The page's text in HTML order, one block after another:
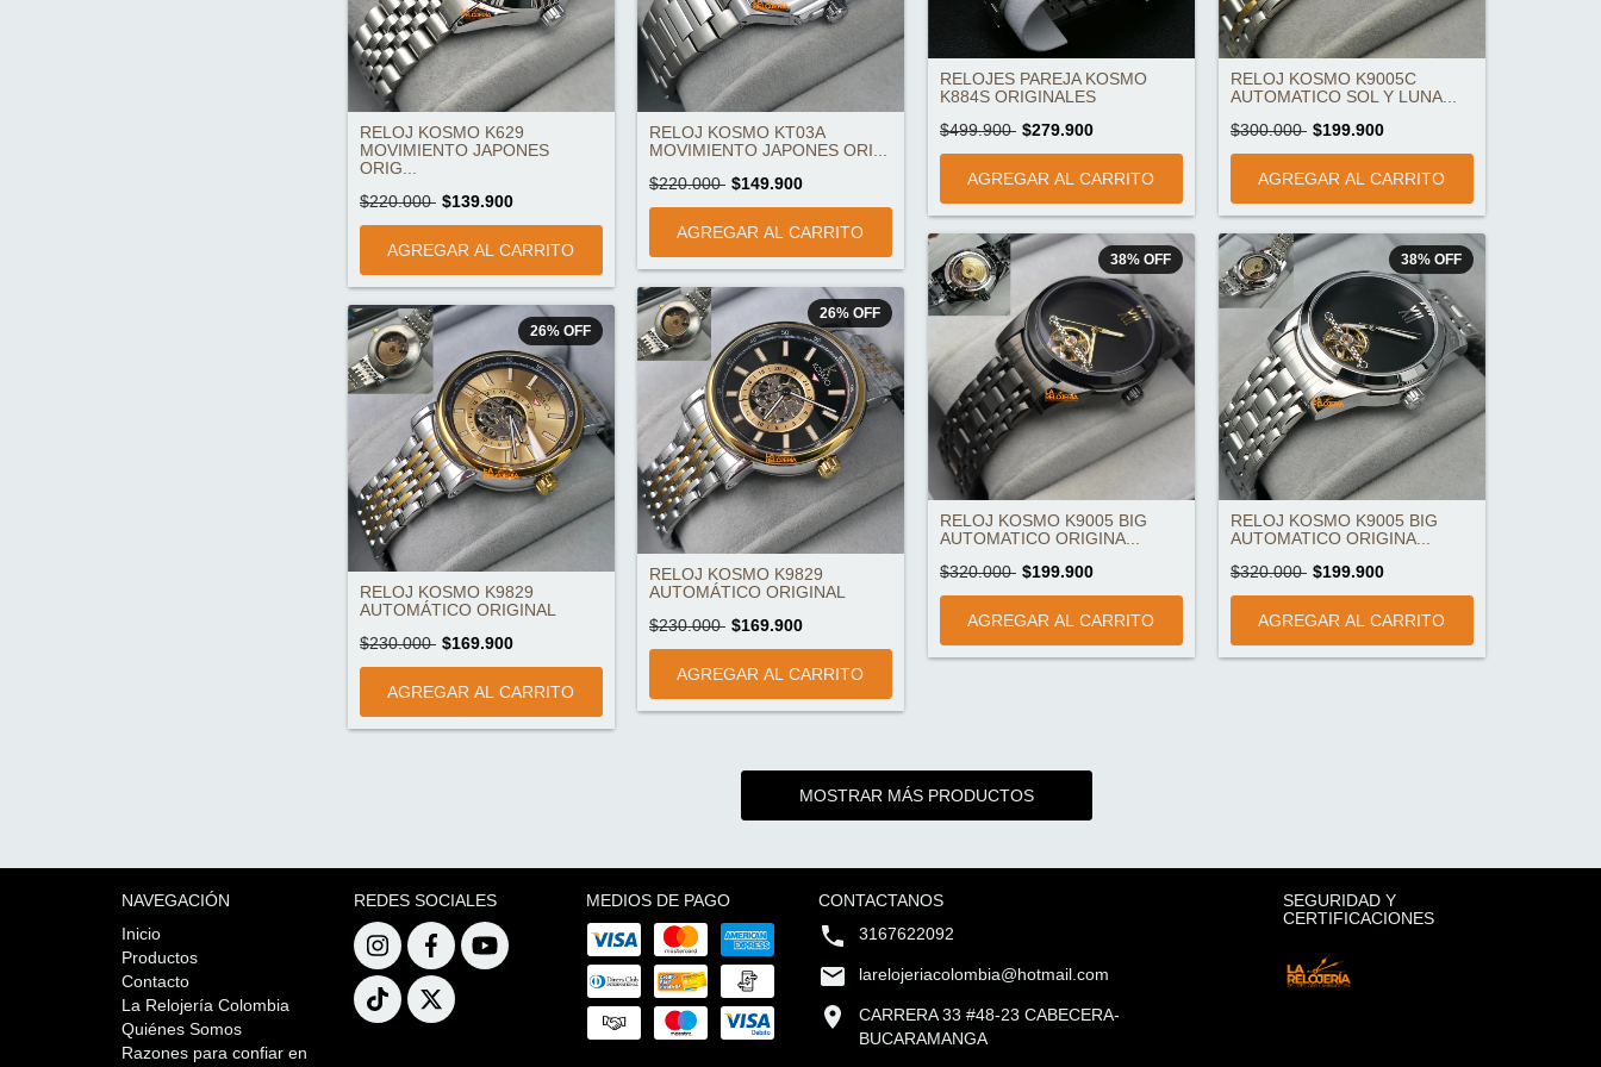
RELOJ KOSMO K629
MOVIMIENTO JAPONES
ORIG...
$220.000 $139.900
RELOJ KOSMO KT03A
MOVIMIENTO JAPONES ORI...
$220.000 $149.900
RELOJES PAREJA KOSMO
K884S ORIGINALES
$499.900 $279.900
RELOJ KOSMO K9005C
AUTOMATICO SOL Y LUNA...
$300.000 $199.900
26% OFF
RELOJ KOSMO K9829
AUTOMÁTICO ORIGINAL
$230.000 $169.900
26% OFF
RELOJ KOSMO K9829
AUTOMÁTICO ORIGINAL
$230.000 $169.900
38% OFF
RELOJ KOSMO K9005 BIG
AUTOMATICO ORIGINA...
$320.000 $199.900
38% OFF
RELOJ KOSMO K9005 BIG
AUTOMATICO ORIGINA...
$320.000 $199.900
MOSTRAR MÁS PRODUCTOS
NAVEGACIÓN
Inicio
Productos
Contacto
La Relojería Colombia
Quiénes Somos
Razones para confiar en
REDES SOCIALES MEDIOS DE PAGO
CONTACTANOS
3167622092
larelojeriacolombia@hotmail.com
CARRERA 33 #48-23 CABECERA-
BUCARAMANGA
SEGURIDAD Y
CERTIFICACIONES